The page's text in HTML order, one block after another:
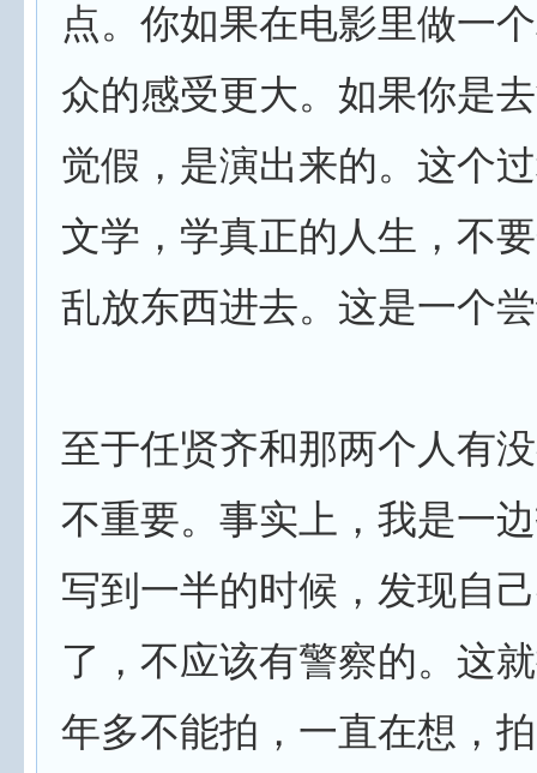
点。你如果在电影里做一
众的感受更大。如果你是
觉假，是演出来的。这个
文学，学真正的人生，不
乱放东西进去。这是一个
至于任贤齐和那两个人有
不重要。事实上，我是一
写到一半的时候，发现自
了，不应该有警察的。这
年多不能拍，一直在想，